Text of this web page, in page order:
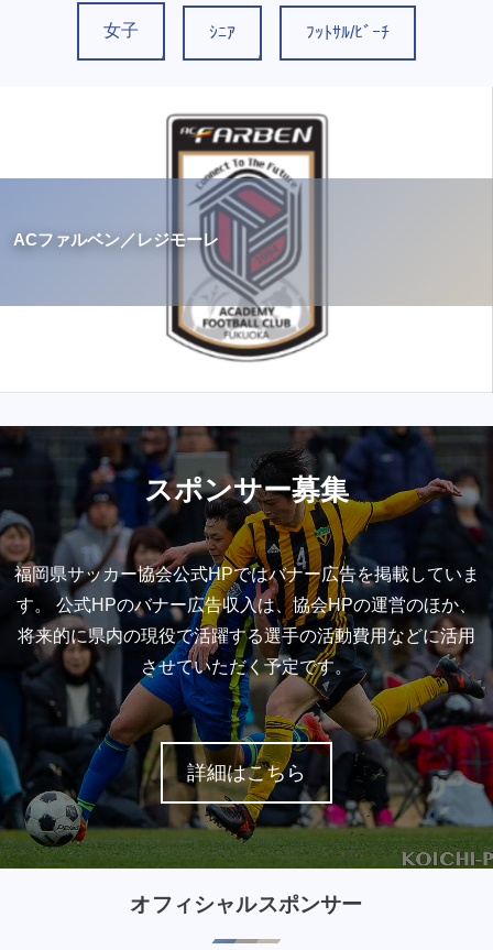
女子 ｼﾆｱ ﾌｯﾄｻﾙ/ﾋﾞｰﾁ
ACファルベン／レジモーレ
スポンサー募集
福岡県サッカー協会公式HPではバナー広告を掲載していま
す。 公式HPのバナー広告収入は、協会HPの運営のほか、
将来的に県内の現役で活躍する選手の活動費用などに活用
させていただく予定です。
詳細はこちら
オフィシャルスポンサー